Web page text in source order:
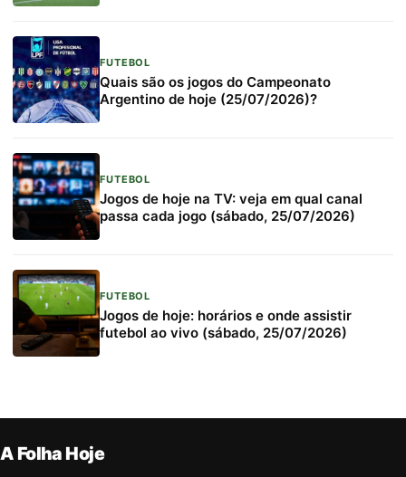
FUTEBOL
Quais são os jogos do Campeonato
Argentino de hoje (25/07/2026)?
FUTEBOL
Jogos de hoje na TV: veja em qual canal
passa cada jogo (sábado, 25/07/2026)
FUTEBOL
Jogos de hoje: horários e onde assistir
futebol ao vivo (sábado, 25/07/2026)
A Folha Hoje